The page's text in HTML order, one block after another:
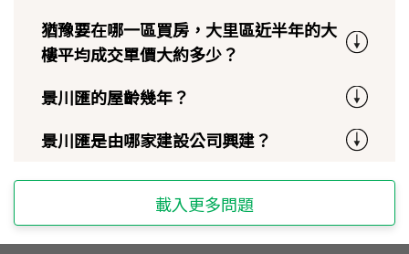
猶豫要在哪一區買房，大里區近半年的大
樓平均成交單價大約多少？
景川匯的屋齡幾年？
景川匯是由哪家建設公司興建？
載入更多問題